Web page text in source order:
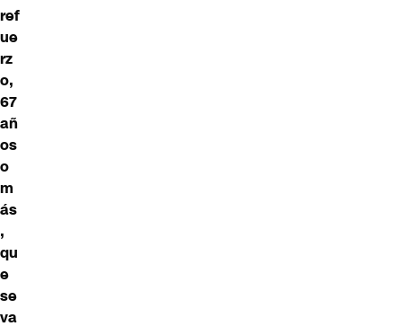
ref
ue
rz
o,
67
añ
os
o
m
ás
,
qu
e
se
va